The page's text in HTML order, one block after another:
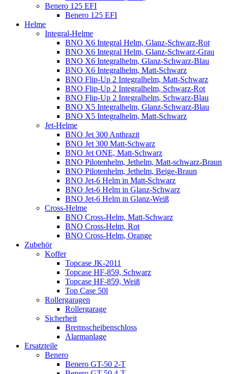
Benero 125 EFI
Benero 125 EFI
Helme
Integral-Helme
BNO X6 Integral Helm, Glanz-Schwarz-Rot
BNO X6 Integral Helm, Glanz-Schwarz-Grau
BNO X6 Integralhelm, Glanz-Schwarz-Blau
BNO X6 Integralhelm, Matt-Schwarz
BNO Flip-Up 2 Integralhelm, Matt-Schwarz
BNO Flip-Up 2 Integralhelm, Schwarz-Rot
BNO Flip-Up 2 Integralhelm, Schwarz-Blau
BNO X5 Integralhelm, Glanz-Schwarz-Blau
BNO X5 Integralhelm, Matt-Schwarz
Jet-Helme
BNO Jet 300 Anthrazit
BNO Jet 300 Matt-Schwarz
BNO Jet ONE, Matt-Schwarz
BNO Pilotenhelm, Jethelm, Matt-schwarz-Braun
BNO Pilotenhelm, Jethelm, Beige-Braun
BNO Jet-6 Helm in Matt-Schwarz
BNO Jet-6 Helm in Glanz-Schwarz
BNO Jet-6 Helm in Glanz-Weiß
Cross-Helme
BNO Cross-Helm, Matt-Schwarz
BNO Cross-Helm, Rot
BNO Cross-Helm, Orange
Zubehör
Koffer
Topcase JK-2011
Topcase HF-859, Schwarz
Topcase HF-859, Weiß
Top Case 50l
Rollergaragen
Rollergarage
Sicherheit
Bremsscheibenschloss
Alarmanlage
Ersatzteile
Benero
Benero GT-50 2-T